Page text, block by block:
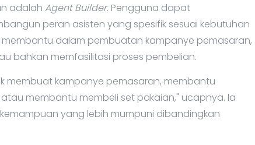
adalah Agent Builder. Pengguna dapat
peran asisten yang spesifik sesuai kebutuhan
membantu dalam pembuatan kampanye pemasaran,
bahkan memfasilitasi proses pembelian.
membuat kampanye pemasaran, membantu
membantu membeli set pakaian," ucapnya. Ia
yang lebih mumpuni dibandingkan